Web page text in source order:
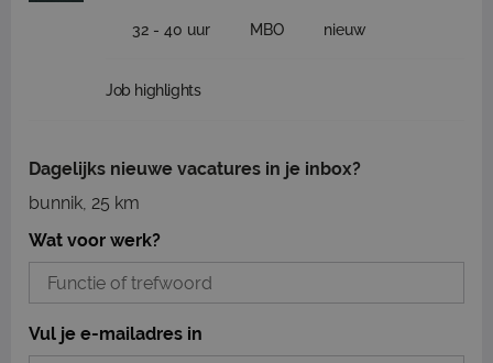
32 - 40 uur MBO nieuw
Job highlights
Dagelijks nieuwe vacatures in je inbox?
bunnik, 25 km
Wat voor werk?
Vul je e-mailadres in